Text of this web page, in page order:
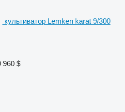
культиватор Lemken karat 9/300
960 $